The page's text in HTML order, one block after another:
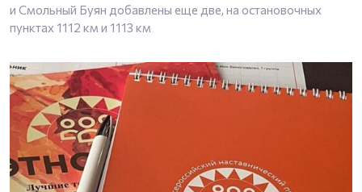
и Смольный Буян добавлены еще две, на остановочных
пунктах 1112 км и 1113 км